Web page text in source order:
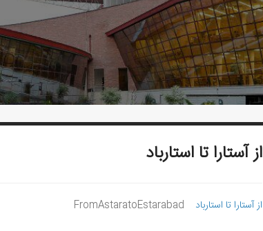
از آستارا تا استارباد
از آستارا تا استارباد FromAstaratoEstarabad